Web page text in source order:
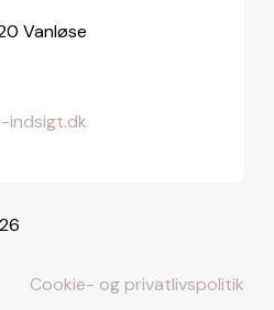
Vanløse
indsigt.dk
Cookie- og privatlivspolitik